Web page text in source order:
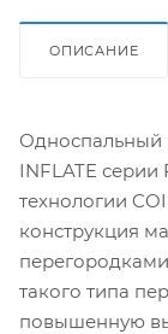
ОПИСАНИЕ
Односпальный
INFLATE серии
технологии
конструкция
такого типа
повышенную